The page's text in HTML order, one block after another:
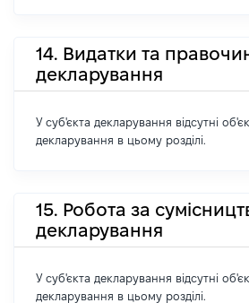
14. Видатки та
декларування
У суб'єкта декларування відсутні
декларування в цьому розділі.
15. Робота за
декларування
У суб'єкта декларування відсутні
декларування в цьому розділі.